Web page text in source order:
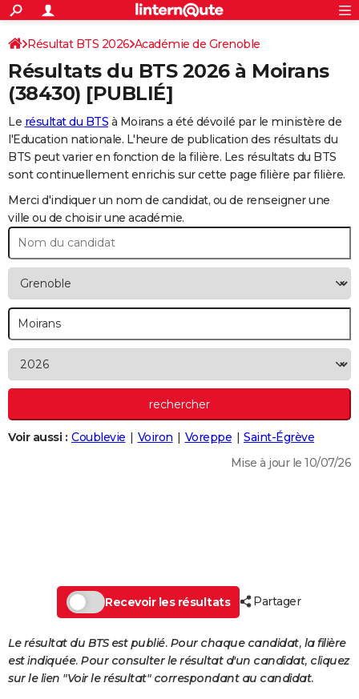
ACTUALITÉS
Politique
Société
Faits Divers
Education
Monde
Villes
+
SPORT
Coupe du monde 2026
Football
Tennis
Cyclisme
Rugby
Forum
FINANCE
Retraite
Impôts
Epargne
Immobilier
Risques naturels par ville
Banque
Assurance
Crédit
Essais
Réserver un essai
Citadines
Berlines
SUV
Forum auto
+
HIGH-TECH
Mobiles
Meilleur smartphone
Internet
Ordinateurs
Jeux vidéo
Guide high-tech
+
BRICOLAGE
Forum
Aménagement intérieur
Extérieur
Cuisine
Salle de bains
Jardinage
Rangement
WEEK-END
Guides de France
Escapades
Patrimoine
Expositions
Musées
Week-end nature
LIFESTYLE
Art de vivre
Bien-être
Loisirs
Mode
Modes de vie
+SANTE
Alimentation
Guide de la santé
Maladies
Médicaments
Sommeil
+VOYAGE
PHOTO
BONS PLANS
Se connecter
Entreprises
Service militaire
Avis de recherche
AVIS DE DÉCÈS
FORUM
Bricolage
Lifestyle
Culture
Sport
Auto
Television
Voyage
Cinema
S'inscrire
Connexion
Résultat BTS 2026 Académie de Grenoble
Résultats du BTS 2026 à Moirans
(38430) [PUBLIÉ]
Le résultat du BTS à Moirans a été dévoilé par le ministère de
l'Education nationale. L'heure de publication des résultats du
BTS peut varier en fonction de la filière. Les résultats du BTS
sont continuellement enrichis sur cette page filière par filière.
Merci d'indiquer un nom de candidat, ou de renseigner une
ville ou de choisir une académie.
Voir aussi : Coublevie Voiron Voreppe
Saint-Égrève
Mise à jour le 10/07/26
Recevoir les résultats Partager
Le résultat du BTS est publié. Pour chaque candidat, la filière
est indiquée. Pour consulter le résultat d'un candidat, cliquez
sur le lien "Voir le résultat" correspondant au candidat.